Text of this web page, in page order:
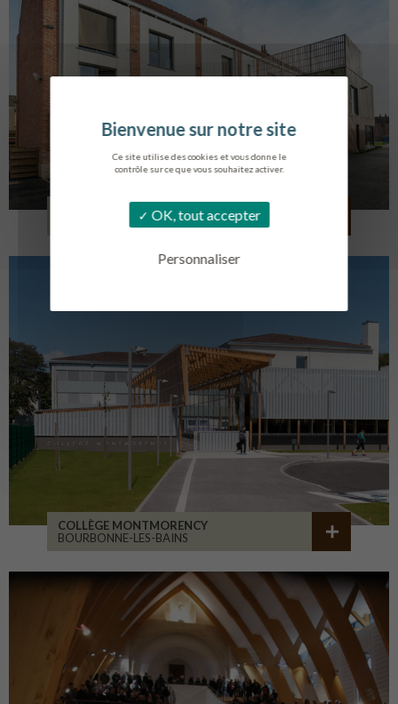
Ce site utilise des cookies et vous donne le
contrôle sur ce que vous souhaitez activer.
OK, tout accepter
Personnaliser
LOG. JEUNES TRAVAILLEURS
COLLÈGE MONTMORENCY
BOURBONNE-LES-BAINS